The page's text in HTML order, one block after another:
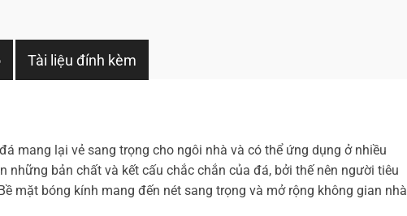
Tài liệu đính kèm
mang lại vẻ sang trọng cho ngôi nhà và có thể ứng dụng ở nhiều
những bản chất và kết cấu chắc chắn của đá, bởi thế nên người tiêu
mặt bóng kính mang đến nét sang trọng và mở rộng không gian nhà